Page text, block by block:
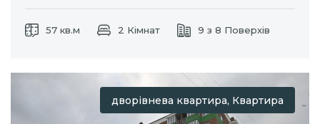
розвиненою інфраструктурою: у пішій
57 кв.м 2 Кімнат 9 з 8 Поверхів
дворівнева квартира, Квартира